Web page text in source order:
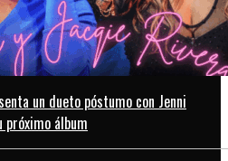
un dueto póstumo con Jenni
próximo álbum